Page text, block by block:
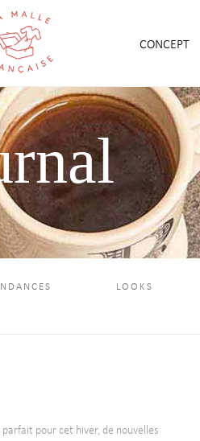
CONCEPT
LOOKS
parfait pour cet hiver, de nouvelles